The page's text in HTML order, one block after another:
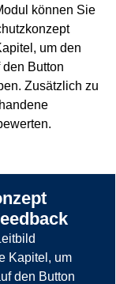
können Sie
um den
Button
Zusätzlich zu
Kapitel, um
den Button